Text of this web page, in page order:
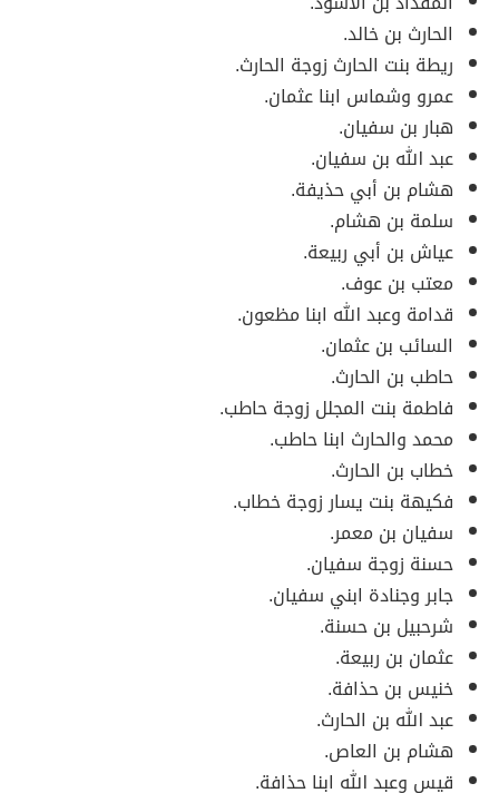
الحارث بن خالد.
ريطة بنت الحارث زوجة الحارث.
عمرو وشماس ابنا عثمان.
هبار بن سفيان.
عبد الله بن سفيان.
هشام بن أبي حذيفة.
سلمة بن هشام.
عياش بن أبي ربيعة.
معتب بن عوف.
قدامة وعبد الله ابنا مظعون.
السائب بن عثمان.
حاطب بن الحارث.
فاطمة بنت المجلل زوجة حاطب.
محمد والحارث ابنا حاطب.
خطاب بن الحارث.
فكيهة بنت يسار زوجة خطاب.
سفيان بن معمر.
حسنة زوجة سفيان.
جابر وجنادة ابني سفيان.
شرحبيل بن حسنة.
عثمان بن ربيعة.
خنيس بن حذافة.
عبد الله بن الحارث.
هشام بن العاص.
قيس وعبد الله ابنا حذافة.